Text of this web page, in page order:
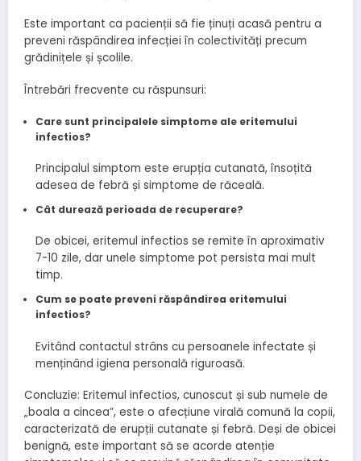
Este important ca pacienții să fie ținuți acasă pentru a
preveni răspândirea infecției în colectivități precum
grădinițele și școlile.
Întrebări frecvente cu răspunsuri:
Care sunt principalele simptome ale eritemului
infectios?
Principalul simptom este erupția cutanată, însoțită
adesea de febră și simptome de răceală.
Cât durează perioada de recuperare?
De obicei, eritemul infectios se remite în aproximativ
7-10 zile, dar unele simptome pot persista mai mult
timp.
Cum se poate preveni răspândirea eritemului
infectios?
Evitând contactul strâns cu persoanele infectate și
menținând igiena personală riguroasă.
Concluzie: Eritemul infectios, cunoscut și sub numele de
„boala a cincea”, este o afecțiune virală comună la copii,
caracterizată de erupții cutanate și febră. Deși de obicei
benignă, este important să se acorde atenție